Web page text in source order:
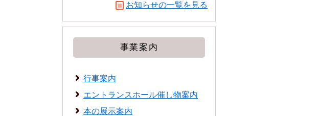
お知らせの一覧を見る
事業案内
行事案内
エントランスホール催し物案内
本の展示案内